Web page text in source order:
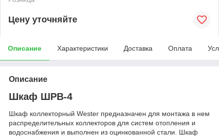
Цену уточняйте
Описание Характеристики Доставка Оплата
Описание
Шкаф ШРВ-4
Шкаф коллекторный Wester предназначен для монтажа в нем
распределительных коллекторов для систем отопления и
водоснабжения и выполнен из оцинкованной стали. Шкаф